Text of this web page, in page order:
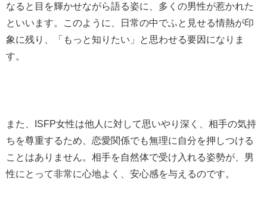
なると目を輝かせながら語る姿に、多くの男性が惹かれた
といいます。このように、日常の中でふと見せる情熱が印
象に残り、「もっと知りたい」と思わせる要因になりま
す。
また、ISFP女性は他人に対して思いやり深く、相手の気持
ちを尊重するため、恋愛関係でも無理に自分を押しつける
ことはありません。相手を自然体で受け入れる姿勢が、男
性にとって非常に心地よく、安心感を与えるのです。